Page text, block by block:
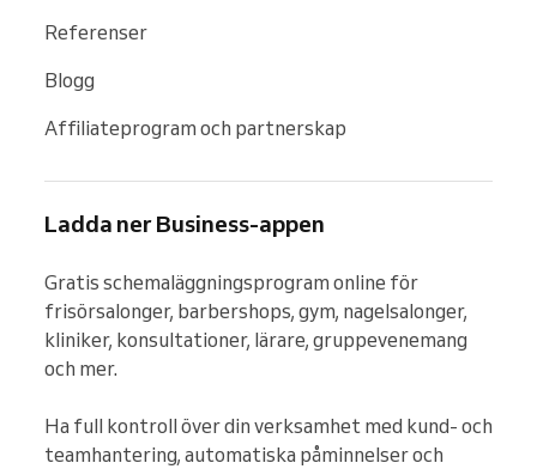
Referenser
Blogg
Affiliateprogram och partnerskap
Ladda ner Business-appen
Gratis schemaläggningsprogram online för
frisörsalonger, barbershops, gym, nagelsalonger,
kliniker, konsultationer, lärare, gruppevenemang
och mer.
Ha full kontroll över din verksamhet med kund- och
teamhantering, automatiska påminnelser och